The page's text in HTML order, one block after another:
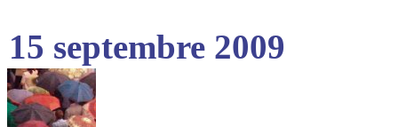
15 septembre 2009